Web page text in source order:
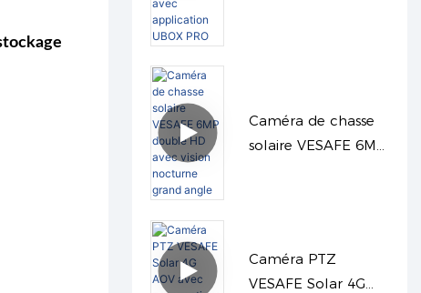
Caméra de chasse
solaire VESAFE 6MP
Caméra PTZ
VESAFE Solar 4G